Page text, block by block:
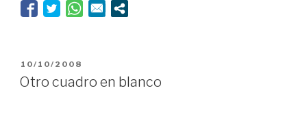
PUBLICADO
EL
10/10/2008
Otro cuadro en blanco